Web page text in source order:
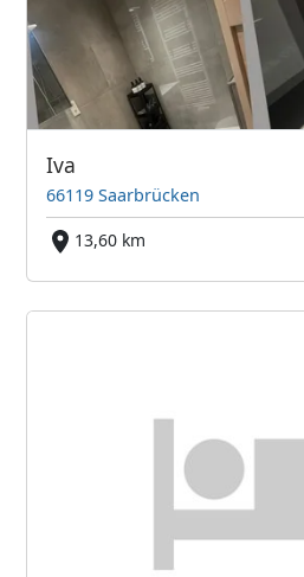
Iva
66119 Saarbrücken
13,60 km